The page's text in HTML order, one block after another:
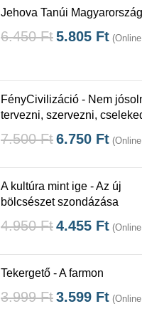
Jehova Tanúi
6.450Ft5.805 Ft
FényCivilizáció - Nem
tervezni, szervezni,
7.500Ft6.750 Ft
A kultúra mint ige - Az új
bölcsészet szondázása
4.950Ft4.455 Ft
Tekergető - A farmon
3.999Ft3.599 Ft